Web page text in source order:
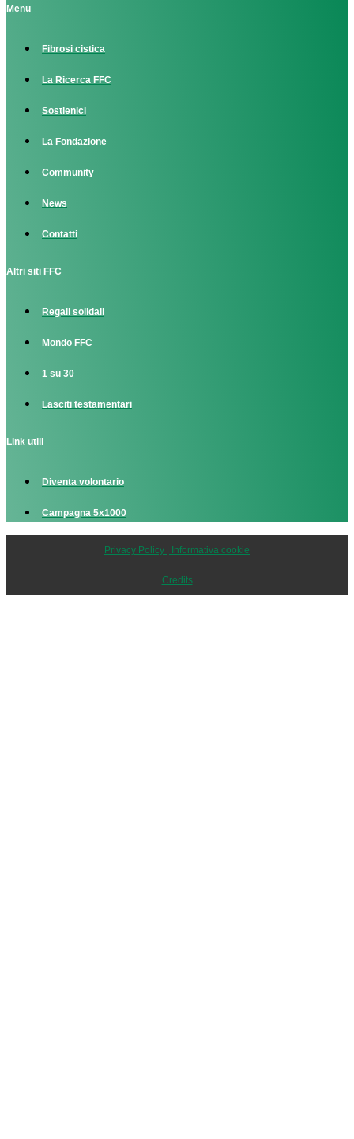
Menu
Fibrosi cistica
La Ricerca FFC
Sostienici
La Fondazione
Community
News
Contatti
Altri siti FFC
Regali solidali
Mondo FFC
1 su 30
Lasciti testamentari
Link utili
Diventa volontario
Campagna 5x1000
Privacy Policy | Informativa cookie
Credits